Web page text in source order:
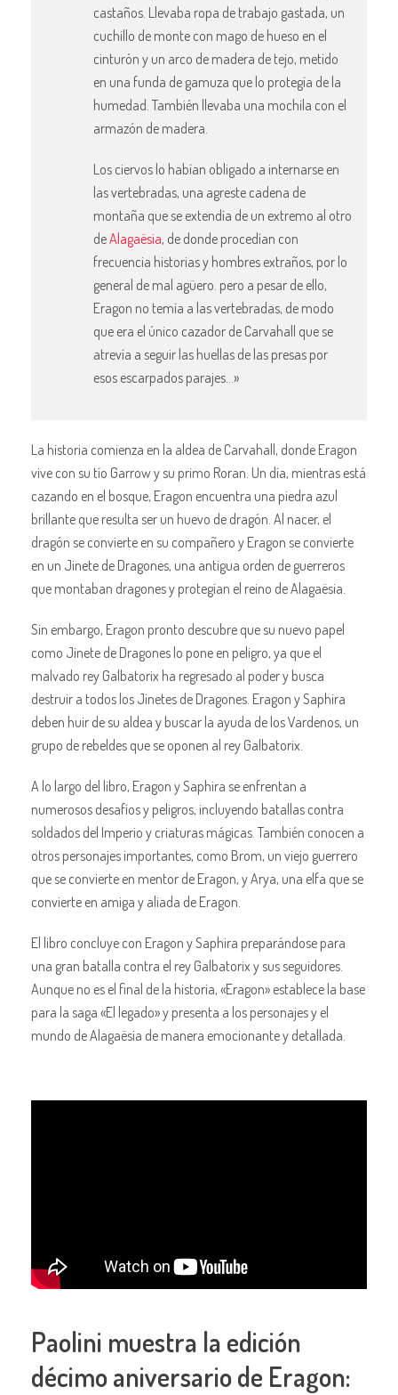
castaños. Llevaba ropa de trabajo gastada, un
cuchillo de monte con mago de hueso en el
cinturón y un arco de madera de tejo, metido
en una funda de gamuza que lo protegía de la
humedad. También llevaba una mochila con el
armazón de madera.
Los ciervos lo habían obligado a internarse en
las vertebradas, una agreste cadena de
montaña que se extendía de un extremo al otro
deAlagaësia, de donde procedían con
frecuencia historias y hombres extraños, por lo
general de mal agüero. pero a pesar de ello,
Eragon no temía a las vertebradas, de modo
que era el único cazador de Carvahall que se
atrevía a seguir las huellas de las presas por
esos escarpados parajes…»
La historia comienza en la aldea de Carvahall, donde Eragon
vive con su tío Garrow y su primo Roran. Un día, mientras está
cazando en el bosque, Eragon encuentra una piedra azul
brillante que resulta ser un huevo de dragón. Al nacer, el
dragón se convierte en su compañero y Eragon se convierte
en un Jinete de Dragones, una antigua orden de guerreros
que montaban dragones y protegían el reino de Alagaësia.
Sin embargo, Eragon pronto descubre que su nuevo papel
como Jinete de Dragones lo pone en peligro, ya que el
malvado rey Galbatorix ha regresado al poder y busca
destruir a todos los Jinetes de Dragones. Eragon y Saphira
deben huir de su aldea y buscar la ayuda de los Vardenos, un
grupo de rebeldes que se oponen al rey Galbatorix.
A lo largo del libro, Eragon y Saphira se enfrentan a
numerosos desafíos y peligros, incluyendo batallas contra
soldados del Imperio y criaturas mágicas. También conocen a
otros personajes importantes, como Brom, un viejo guerrero
que se convierte en mentor de Eragon, y Arya, una elfa que se
convierte en amiga y aliada de Eragon.
El libro concluye con Eragon y Saphira preparándose para
una gran batalla contra el rey Galbatorix y sus seguidores.
Aunque no es el final de la historia, «Eragon» establece la base
para la saga «El legado» y presenta a los personajes y el
mundo de Alagaësia de manera emocionante y detallada.
Paolini muestra la edición
décimo aniversario de Eragon: